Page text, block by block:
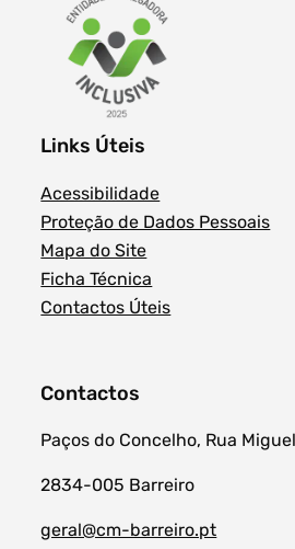
Links Úteis
Acessibilidade
Proteção de Dados Pessoais
Mapa do Site
Ficha Técnica
Contactos Úteis
Contactos
Paços do Concelho, Rua
2834-005 Barreiro
geral@cm-barreiro.pt